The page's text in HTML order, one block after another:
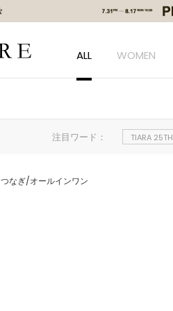
ALL WOMEN
注目ワード： TIARA 25TH
つなぎ/オールインワン